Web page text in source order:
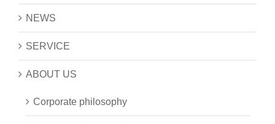
NEWS
SERVICE
ABOUT US
Corporate philosophy